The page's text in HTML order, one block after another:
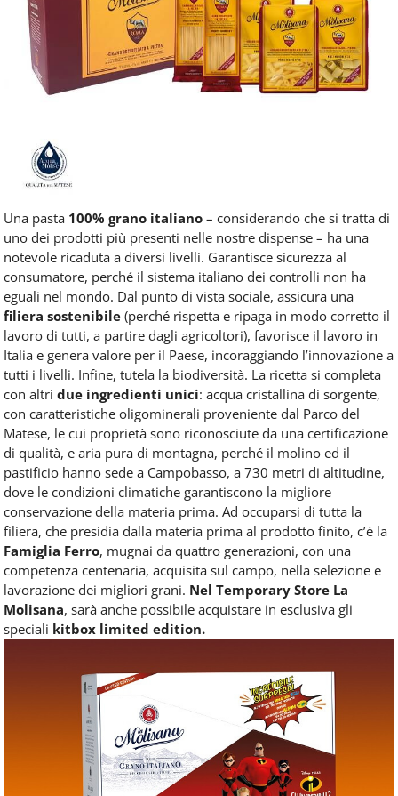
Una pasta 100% grano italiano – considerando che si tratta di
uno dei prodotti più presenti nelle nostre dispense – ha una
notevole ricaduta a diversi livelli. Garantisce sicurezza al
consumatore, perché il sistema italiano dei controlli non ha
eguali nel mondo. Dal punto di vista sociale, assicura una
filiera sostenibile (perché rispetta e ripaga in modo corretto il
lavoro di tutti, a partire dagli agricoltori), favorisce il lavoro in
Italia e genera valore per il Paese, incoraggiando l’innovazione a
tutti i livelli. Infine, tutela la biodiversità. La ricetta si completa
con altri due ingredienti unici: acqua cristallina di sorgente,
con caratteristiche oligominerali proveniente dal Parco del
Matese, le cui proprietà sono riconosciute da una certificazione
di qualità, e aria pura di montagna, perché il molino ed il
pastificio hanno sede a Campobasso, a 730 metri di altitudine,
dove le condizioni climatiche garantiscono la migliore
conservazione della materia prima. Ad occuparsi di tutta la
filiera, che presidia dalla materia prima al prodotto finito, c’è la
Famiglia Ferro, mugnai da quattro generazioni, con una
competenza centenaria, acquisita sul campo, nella selezione e
lavorazione dei migliori grani. Nel Temporary Store La
Molisana, sarà anche possibile acquistare in esclusiva gli
speciali kitbox limited edition.